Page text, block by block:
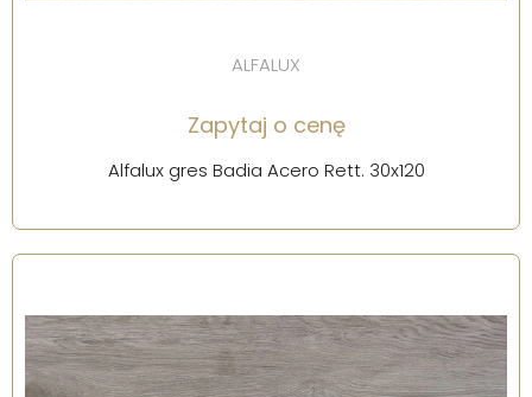
ALFALUX
Zapytaj o cenę
Alfalux gres Badia Acero Rett. 30x120